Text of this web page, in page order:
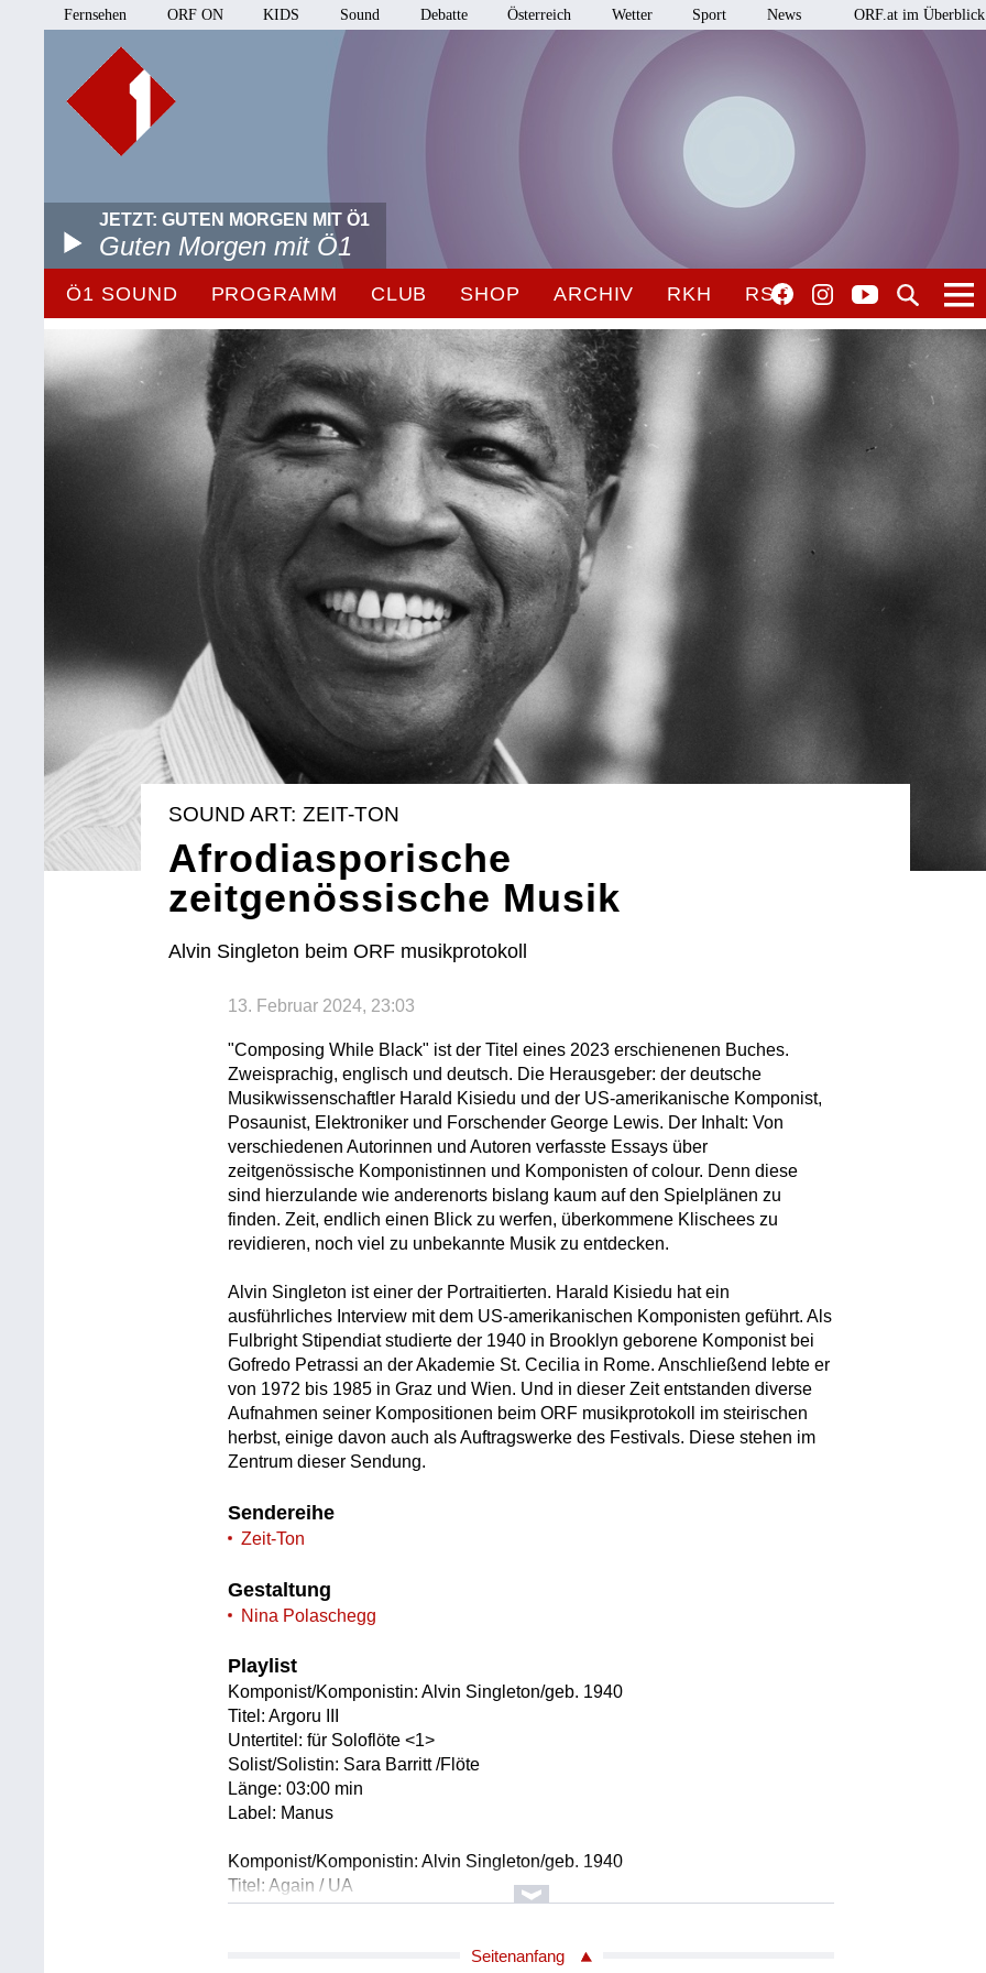
Fernsehen ORF ON KIDS Sound Debatte Österreich Wetter Sport News ORF.at im Überblick
JETZT: GUTEN MORGEN MIT Ö1
Guten Morgen mit Ö1
Ö1 SOUND PROGRAMM CLUB SHOP ARCHIV RKH RSO
SOUND ART: ZEIT-TON
Afrodiasporische
zeitgenössische Musik
Alvin Singleton beim ORF musikprotokoll
13. Februar 2024, 23:03
"Composing While Black" ist der Titel eines 2023 erschienenen Buches.
Zweisprachig, englisch und deutsch. Die Herausgeber: der deutsche
Musikwissenschaftler Harald Kisiedu und der US-amerikanische Komponist,
Posaunist, Elektroniker und Forschender George Lewis. Der Inhalt: Von
verschiedenen Autorinnen und Autoren verfasste Essays über
zeitgenössische Komponistinnen und Komponisten of colour. Denn diese
sind hierzulande wie anderenorts bislang kaum auf den Spielplänen zu
finden. Zeit, endlich einen Blick zu werfen, überkommene Klischees zu
revidieren, noch viel zu unbekannte Musik zu entdecken.
Alvin Singleton ist einer der Portraitierten. Harald Kisiedu hat ein
ausführliches Interview mit dem US-amerikanischen Komponisten geführt. Als
Fulbright Stipendiat studierte der 1940 in Brooklyn geborene Komponist bei
Gofredo Petrassi an der Akademie St. Cecilia in Rome. Anschließend lebte er
von 1972 bis 1985 in Graz und Wien. Und in dieser Zeit entstanden diverse
Aufnahmen seiner Kompositionen beim ORF musikprotokoll im steirischen
herbst, einige davon auch als Auftragswerke des Festivals. Diese stehen im
Zentrum dieser Sendung.
Sendereihe
Zeit-Ton
Gestaltung
Nina Polaschegg
Playlist
Komponist/Komponistin: Alvin Singleton/geb. 1940
Titel: Argoru III
Untertitel: für Soloflöte <1>
Solist/Solistin: Sara Barritt /Flöte
Länge: 03:00 min
Label: Manus
Komponist/Komponistin: Alvin Singleton/geb. 1940
Titel: Again / UA
Untertitel: (1975-1979) <1>
Seitenanfang